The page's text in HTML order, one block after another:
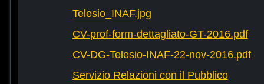
Telesio_INAF.jpg
CV-prof-form-dettagliato-GT-2016.pdf
CV-DG-Telesio-INAF-22-nov-2016.pdf
Servizio Relazioni con il Pubblico